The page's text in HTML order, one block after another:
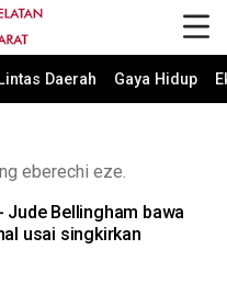
Lintas Daerah Gaya Hidup
eberechi eze.
Jude Bellingham bawa
usai singkirkan